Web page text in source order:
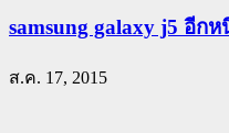
samsung galaxy j5 อีก
ส.ค. 17, 2015